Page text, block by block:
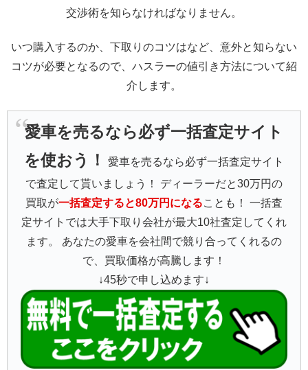
交渉術を知らなければなりません。
いつ購入するのか、下取りのコツはなど、意外と知らない
コツが必要となるので、ハスラーの値引き方法について紹
介します。
愛車を売るなら必ず一括査定サイト
を使おう！
愛車を売るなら必ず一括査定サイト
で査定して貰いましょう！ ディーラーだと30万円の
買取が一括査定すると80万円になることも！ 一括査
定サイトでは大手下取り会社が最大10社査定してくれ
ます。 あなたの愛車を会社間で競り合ってくれるの
で、買取価格が高騰します！
↓45秒で申し込めます↓